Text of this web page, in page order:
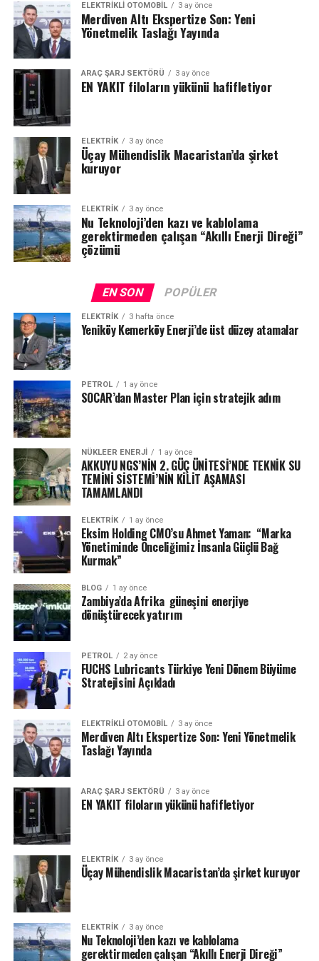
ELEKTRIKLI OTOMOBIL 3 ay önce
Merdiven Altı Ekspertize Son: Yeni
Yönetmelik Taslağı Yayında
ARAÇ ŞARJ SEKTÖRÜ 3 ay önce
EN YAKIT filoların yükünü hafifletiyor
ELEKTRİK 3 ay önce
Üçay Mühendislik Macaristan’da şirket
kuruyor
ELEKTRİK 3 ay önce
Nu Teknoloji’den kazı ve kablolama
gerektirmeden çalışan “Akıllı Enerji Direği”
çözümü
EN SON POPÜLER
ELEKTRİK 3 hafta önce
Yeniköy Kemerköy Enerji’de üst düzey atamalar
PETROL 1 ay önce
SOCAR’dan Master Plan için stratejik adım
NÜKLEER ENERJI 1 ay önce
AKKUYU NGS’NİN 2. GÜÇ ÜNİTESİ’NDE TEKNİK SU
TEMİNİ SİSTEMİ’NİN KİLİT AŞAMASI
TAMAMLANDI
ELEKTRİK 1 ay önce
Eksim Holding CMO’su Ahmet Yaman: “Marka
Yönetiminde Önceliğimiz İnsanla Güçlü Bağ
Kurmak”
BLOG 1 ay önce
Zambiya’da Afrika güneşini enerjiye
dönüştürecek yatırım
PETROL 2 ay önce
FUCHS Lubricants Türkiye Yeni Dönem Büyüme
Stratejisini Açıkladı
ELEKTRIKLI OTOMOBIL 3 ay önce
Merdiven Altı Ekspertize Son: Yeni Yönetmelik
Taslağı Yayında
ARAÇ ŞARJ SEKTÖRÜ 3 ay önce
EN YAKIT filoların yükünü hafifletiyor
ELEKTRİK 3 ay önce
Üçay Mühendislik Macaristan’da şirket kuruyor
ELEKTRİK 3 ay önce
Nu Teknoloji’den kazı ve kablolama
gerektirmeden çalışan “Akıllı Enerji Direği”